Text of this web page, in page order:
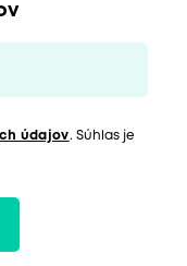
údajov. Súhlas je